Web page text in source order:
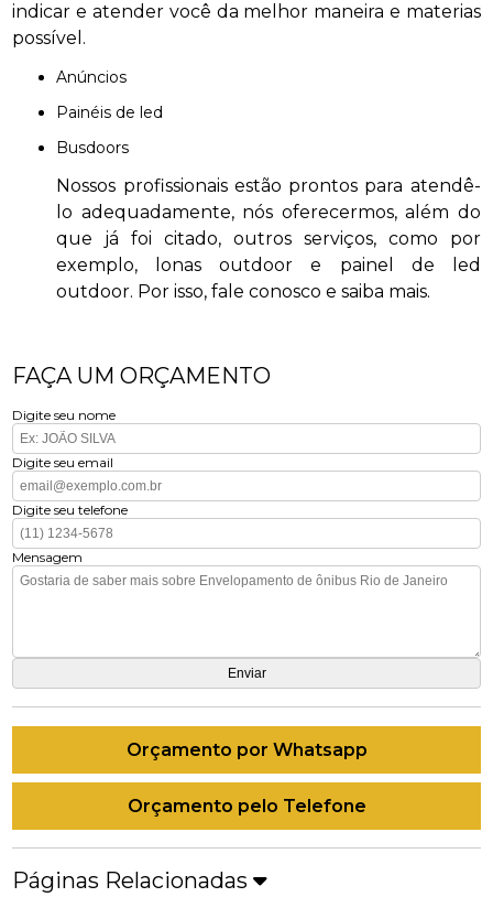
indicar e atender você da melhor maneira e materias
possível.
anúncios
painéis de led
busdoors
Nossos profissionais estão prontos para atendê-
lo adequadamente, nós oferecermos, além do
que já foi citado, outros serviços, como por
exemplo, lonas outdoor e painel de led
outdoor. Por isso, fale conosco e saiba mais.
FAÇA UM ORÇAMENTO
Digite seu nome
Digite seu email
Digite seu telefone
Mensagem
Orçamento por Whatsapp
Orçamento pelo Telefone
Páginas Relacionadas